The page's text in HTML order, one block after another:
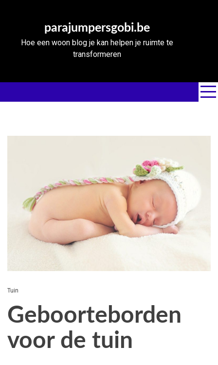
parajumpersgobi.be
Hoe een woon blog je kan helpen je ruimte te
transformeren
Tuin
Geboorteborden
voor de tuin